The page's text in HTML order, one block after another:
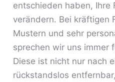
entschieden haben, Ihre
verändern. Bei kräftigen
Mustern und sehr
sprechen wir uns immer
Diese ist nicht nur nach
rückstandslos